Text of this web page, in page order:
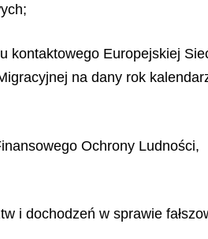
kontaktowego Europejskiej
na dany rok
Ochrony Ludności,
i dochodzeń w sprawie